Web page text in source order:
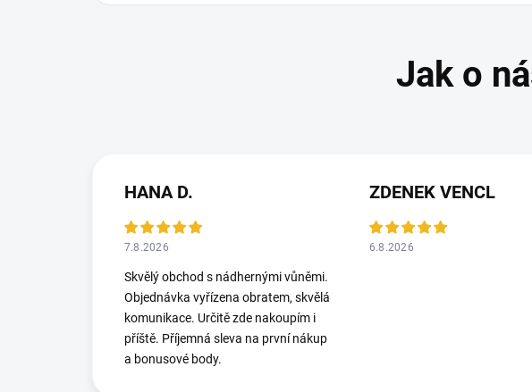
HANA D.
7.8.2026
Skvělý obchod s nádhernými vůněmi.
Objednávka vyřízena obratem, skvělá
komunikace. Určitě zde nakoupím i
příště. Příjemná sleva na první nákup
a bonusové body.
ZDENEK VENCL
6.8.2026